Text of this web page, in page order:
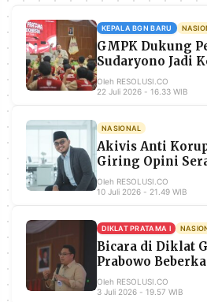
IKUTI
KAMI
RESOLUSI
MEDIA
PRAMUDITA
KEPALA BGN BARU
GMPK Dukung
Sudaryono Jadi
Momentum
MBG
Oleh RESOLUSI.CO
22 Juli 2026 - 16.33 WIB
NASIONAL
Akivis Anti
Giring Opini
Oleh RESOLUSI.CO
10 Juli 2026 - 21.49 WIB
DIKLAT PRATAMA I
Bicara di Diklat
Prabowo
Algoritma Medsos
Oleh RESOLUSI.CO
3 Juli 2026 - 19.57 WIB